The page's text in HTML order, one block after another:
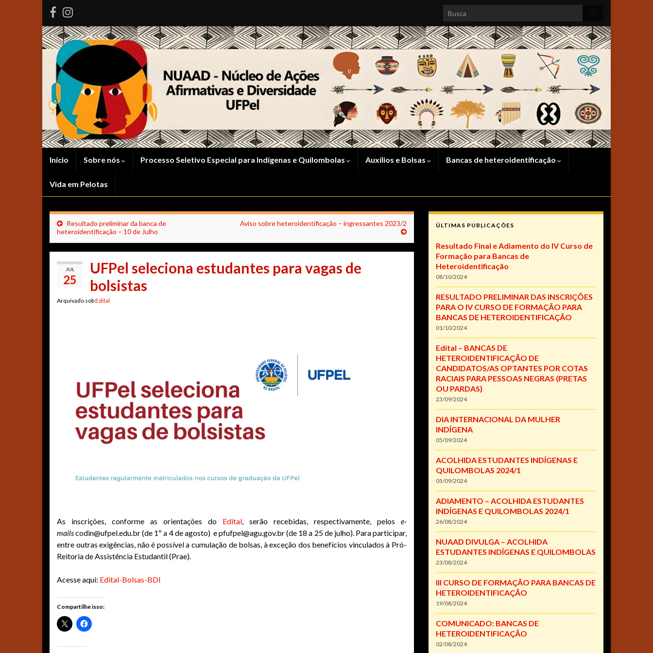
Search for:
Início Sobre nós Processo Seletivo Especial para Indígenas e Quilombolas Auxílios e Bolsas Bancas de heteroidentificação
Vida em Pelotas
Resultado preliminar da banca de
heteroidentificação – 10 de Julho
Aviso sobre heteroidentificação – ingressantes 2023/2
JUL
25
UFPel seleciona estudantes para vagas de
bolsistas
Arquivado sobEdital
As inscrições, conforme as orientações do Edital , serão recebidas, respectivamente, pelos e-
mailscodin@ufpel.edu.br (de 1º a 4 de agosto) e pfufpel@agu.gov.br (de 18 a 25 de julho). Para participar,
entre outras exigências, não é possível a cumulação de bolsas, à exceção dos benefícios vinculados à Pró-
Reitoria de Assistência Estudantil (Prae).
Acesse aqui: Edital-Bolsas-BDI
Compartilhe isso:
ÚLTIMAS PUBLICAÇÕES
Resultado Final e Adiamento do IV Curso de
Formação para Bancas de
Heteroidentificação
08/10/2024
RESULTADO PRELIMINAR DAS INSCRIÇÕES
PARA O IV CURSO DE FORMAÇÃO PARA
BANCAS DE HETEROIDENTIFICAÇÃO
01/10/2024
Edital – BANCAS DE
HETEROIDENTIFICAÇÃO DE
CANDIDATOS/AS OPTANTES POR COTAS
RACIAIS PARA PESSOAS NEGRAS (PRETAS
OU PARDAS)
23/09/2024
DIA INTERNACIONAL DA MULHER
INDÍGENA
05/09/2024
ACOLHIDA ESTUDANTES INDÍGENAS E
QUILOMBOLAS 2024/1
05/09/2024
ADIAMENTO – ACOLHIDA ESTUDANTES
INDÍGENAS E QUILOMBOLAS 2024/1
26/08/2024
NUAAD DIVULGA – ACOLHIDA
ESTUDANTES INDÍGENAS E QUILOMBOLAS
23/08/2024
III CURSO DE FORMAÇÃO PARA BANCAS DE
HETEROIDENTIFICAÇÃO
19/08/2024
COMUNICADO: BANCAS DE
HETEROIDENTIFICAÇÃO
02/08/2024